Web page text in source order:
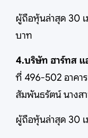
ผู้ถือหุ้นล่าสุด 30
บาท
4.บริษัท ฮาร์ทส แ
ที่ 496-502 อาคา
สัมพันธรัตน์ นางส
ผู้ถือหุ้นล่าสุด 30